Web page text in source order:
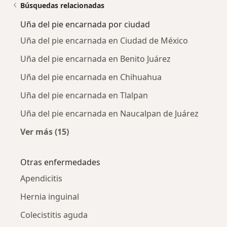
Búsquedas relacionadas
Uña del pie encarnada por ciudad
Uña del pie encarnada en Ciudad de México
Uña del pie encarnada en Benito Juárez
Uña del pie encarnada en Chihuahua
Uña del pie encarnada en Tlalpan
Uña del pie encarnada en Naucalpan de Juárez
Ver más (15)
Otras enfermedades
Apendicitis
Hernia inguinal
Colecistitis aguda